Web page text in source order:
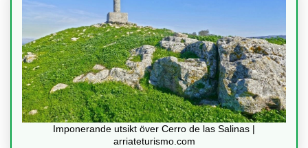
Imponerande utsikt över Cerro de las Salinas |
arriateturismo.com